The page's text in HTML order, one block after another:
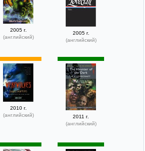
2005 г.
(английский)
2005 г.
(английский)
2010 г.
(английский)
2011 г.
(английский)